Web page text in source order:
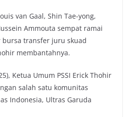
van Gaal, Shin Tae-yong,
Ammouta sempat ramai
transfer juru skuad
membantahnya.
Ketua Umum PSSI Erick Thohir
salah satu komunitas
Indonesia, Ultras Garuda